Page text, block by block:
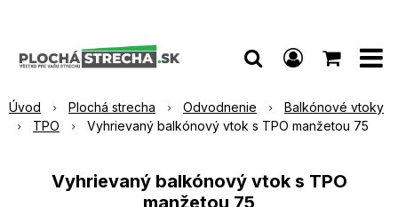
Úvod Plochá strecha Odvodnenie
Balkónové vtoky
TPO
Vyhrievaný balkónový vtok s TPO manžetou 75
Vyhrievaný balkónový vtok s TPO
manžetou 75